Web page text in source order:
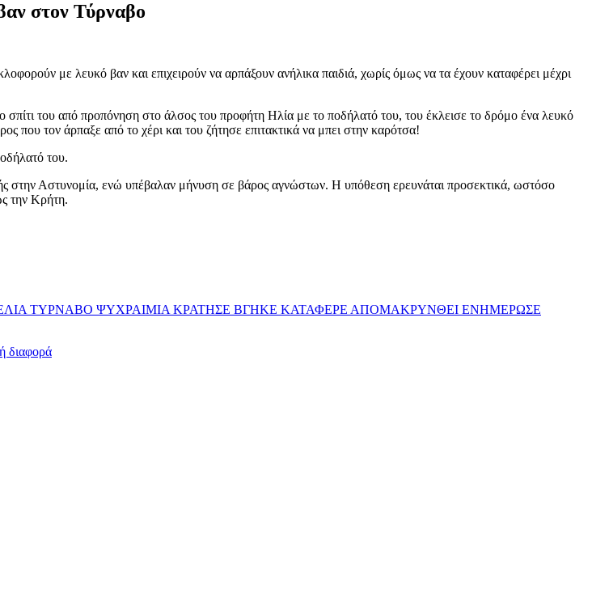
στον Τύρναβο
με λευκό βαν και επιχειρούν να αρπάξουν ανήλικα παιδιά, χωρίς όμως να τα έχουν καταφέρει μέχρι
του από προπόνηση στο άλσος του προφήτη Ηλία με το ποδήλατό του, του έκλεισε το δρόμο ένα λευκό
που τον άρπαξε από το χέρι και του ζήτησε επιτακτικά να μπει στην καρότσα!
του.
στην Αστυνομία, ενώ υπέβαλαν μήνυση σε βάρος αγνώστων. Η υπόθεση ερευνάται προσεκτικά, ωστόσο
την Κρήτη.
ΤΥΡΝΑΒΟ ΨΥΧΡΑΙΜΙΑ ΚΡΑΤΗΣΕ ΒΓΗΚΕ ΚΑΤΑΦΕΡΕ ΑΠΟΜΑΚΡΥΝΘΕΙ ΕΝΗΜΕΡΩΣΕ
διαφορά